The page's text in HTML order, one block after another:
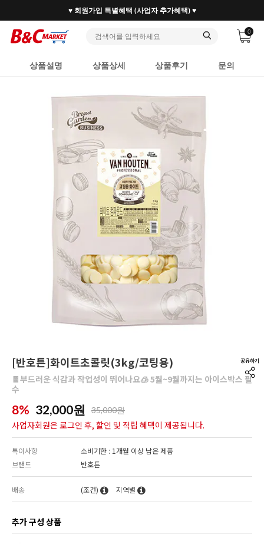
30만 홈베이커 1.2만 사업자가 즐겨찾는 마켓리더
0
상품설명 상품상세 상품후기 문의
[반호튼]화이트초콜릿(3kg/코팅용)
🍫부드러운 식감과 작업성이 뛰어나요🧊 5월~9월까지는 아이스박스 필
수
8% 32,000원 35,000원
사업자회원은 로그인 후, 할인 및 적립 혜택이 제공됩니다.
특이사항
소비기한 : 1개월 이상 남은 제품
브랜드
반호튼
배송 (조건) 지역별
추가 구성 상품